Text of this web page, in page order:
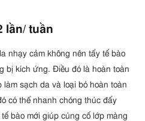
lần/ tuần
nhạy cảm không nên tẩy tế bào
bị kích ứng. Điều đó là hoàn toàn
sạch da và loại bỏ hoàn toàn
có thể nhanh chóng thúc đẩy
bào mới giúp củng cố lớp màng